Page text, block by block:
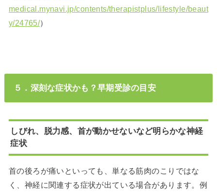
medical.mynavi.jp/contents/therapistplus/lifestyle/beaut
y/24765/）
５．深刻な症状かも？早期受診の目安
しびれ、脱力感、首が動かせないなど明らかな神経
症状
首の後ろが痛いといっても、単なる筋肉のこりではな
く、神経に関連する症状が出ている場合があります。例